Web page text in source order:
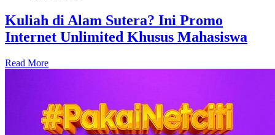
Kuliah di Alam Sutera? Ini Promo
Internet Unlimited Khusus Mahasiswa
Read More